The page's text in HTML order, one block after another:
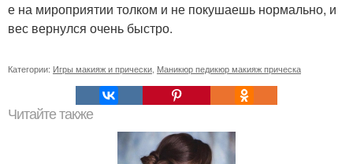
е на мироприятии толком и не покушаешь нормально, и
вес вернулся очень быстро.
Категории: Игры макияж и прически Маникюр педикюр макияж прическа
Читайте также